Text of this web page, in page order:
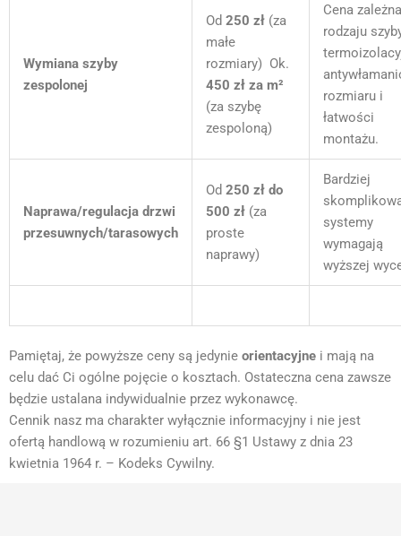
Wymiana szyby
zespolonej
Od 250 zł(za
małe
rozmiary) Ok.
450 zł za m²
(za szybę
zespoloną)
Cena
rodzaju
rozmiaru i
łatwości
montażu.
Naprawa/regulacja drzwi
przesuwnych/tarasowych
Od 250 zł do
500 zł(za
proste
naprawy)
Bardziej
systemy
wymagają
wyższej
Pamiętaj, że powyższe ceny są jedynie orientacyjne i mają na
celu dać Ci ogólne pojęcie o kosztach. Ostateczna cena zawsze
będzie ustalana indywidualnie przez wykonawcę.
Cennik nasz ma charakter wyłącznie informacyjny i nie jest
ofertą handlową w rozumieniu art. 66 §1 Ustawy z dnia 23
kwietnia 1964 r. – Kodeks Cywilny.